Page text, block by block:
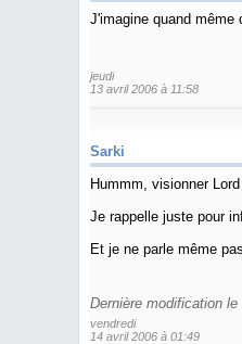
J'imagine quand même
jeudi
13 avril 2006 à 11:58
Sarki
Hummm, visionner
Je rappelle juste pour
Et je ne parle même
Dernière modification
vendredi
14 avril 2006 à 01:49